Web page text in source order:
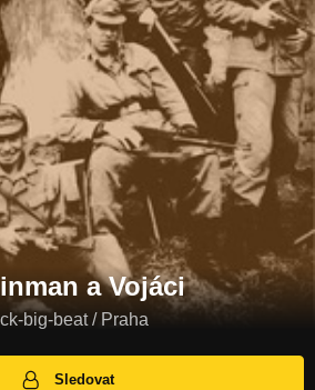
a Vojáci
big-beat / Praha
Sledovat